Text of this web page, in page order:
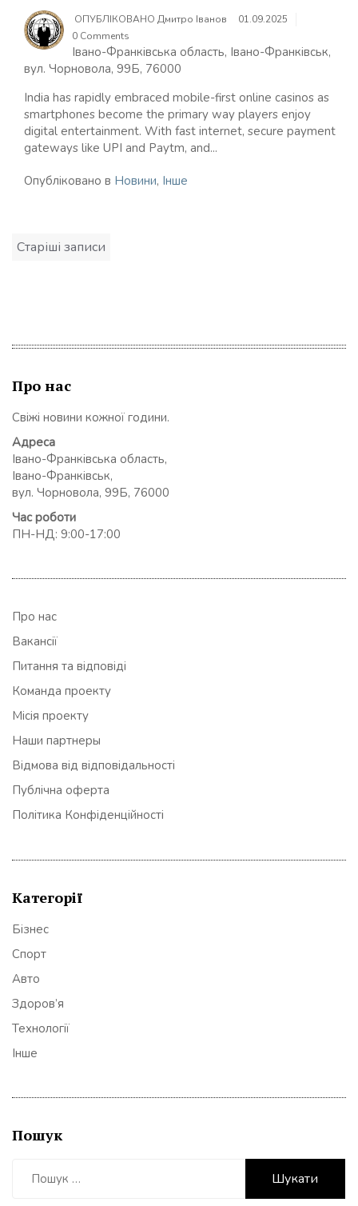
ОПУБЛІКОВАНО Дмитро Іванов
01.09.2025
0 Comments
Івано-Франківська область, Івано-Франківськ,
вул. Чорновола, 99Б, 76000
India has rapidly embraced mobile-first online casinos as
smartphones become the primary way players enjoy
digital entertainment. With fast internet, secure payment
gateways like UPI and Paytm, and...
Опубліковано в Новини, Інше
Навігація
записів
Старіші записи
Про нас
Свіжі новини кожної години.
Адреса
Івано-Франківська область,
Івано-Франківськ,
вул. Чорновола, 99Б, 76000
Час роботи
ПН-НД: 9:00-17:00
Про нас
Вакансії
Питання та відповіді
Команда проекту
Місія проекту
Наши партнеры
Відмова від відповідальності
Публічна оферта
Політика Конфіденційності
Категорії
Бізнес
Спорт
Авто
Здоров’я
Технології
Інше
Пошук